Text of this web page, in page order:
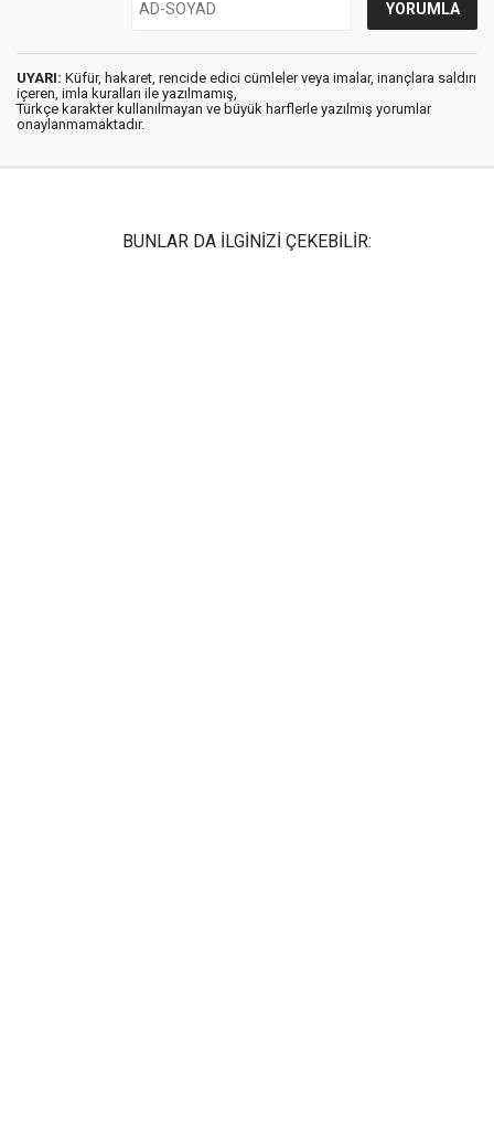
UYARI: Küfür, hakaret, rencide edici cümleler veya imalar, inançlara saldırı
içeren, imla kuralları ile yazılmamış,
Türkçe karakter kullanılmayan ve büyük harflerle yazılmış yorumlar
onaylanmamaktadır.
BUNLAR DA İLGİNİZİ ÇEKEBİLİR: